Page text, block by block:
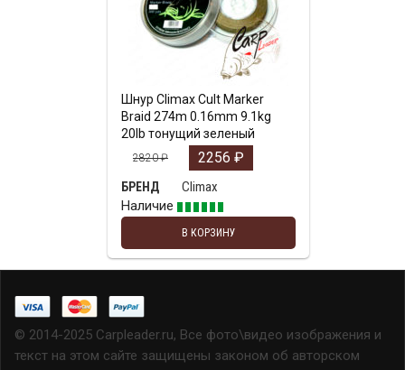
Шнур Climax Cult Marker
Braid 274m 0.16mm 9.1kg
20lb тонущий зеленый
2820₽ 2256 ₽
БРЕНД
Climax
Наличие
В КОРЗИНУ
© 2014-2025 Carpleader.ru, Все фото\видео изображения и
текст на этом сайте защищены законом об авторском